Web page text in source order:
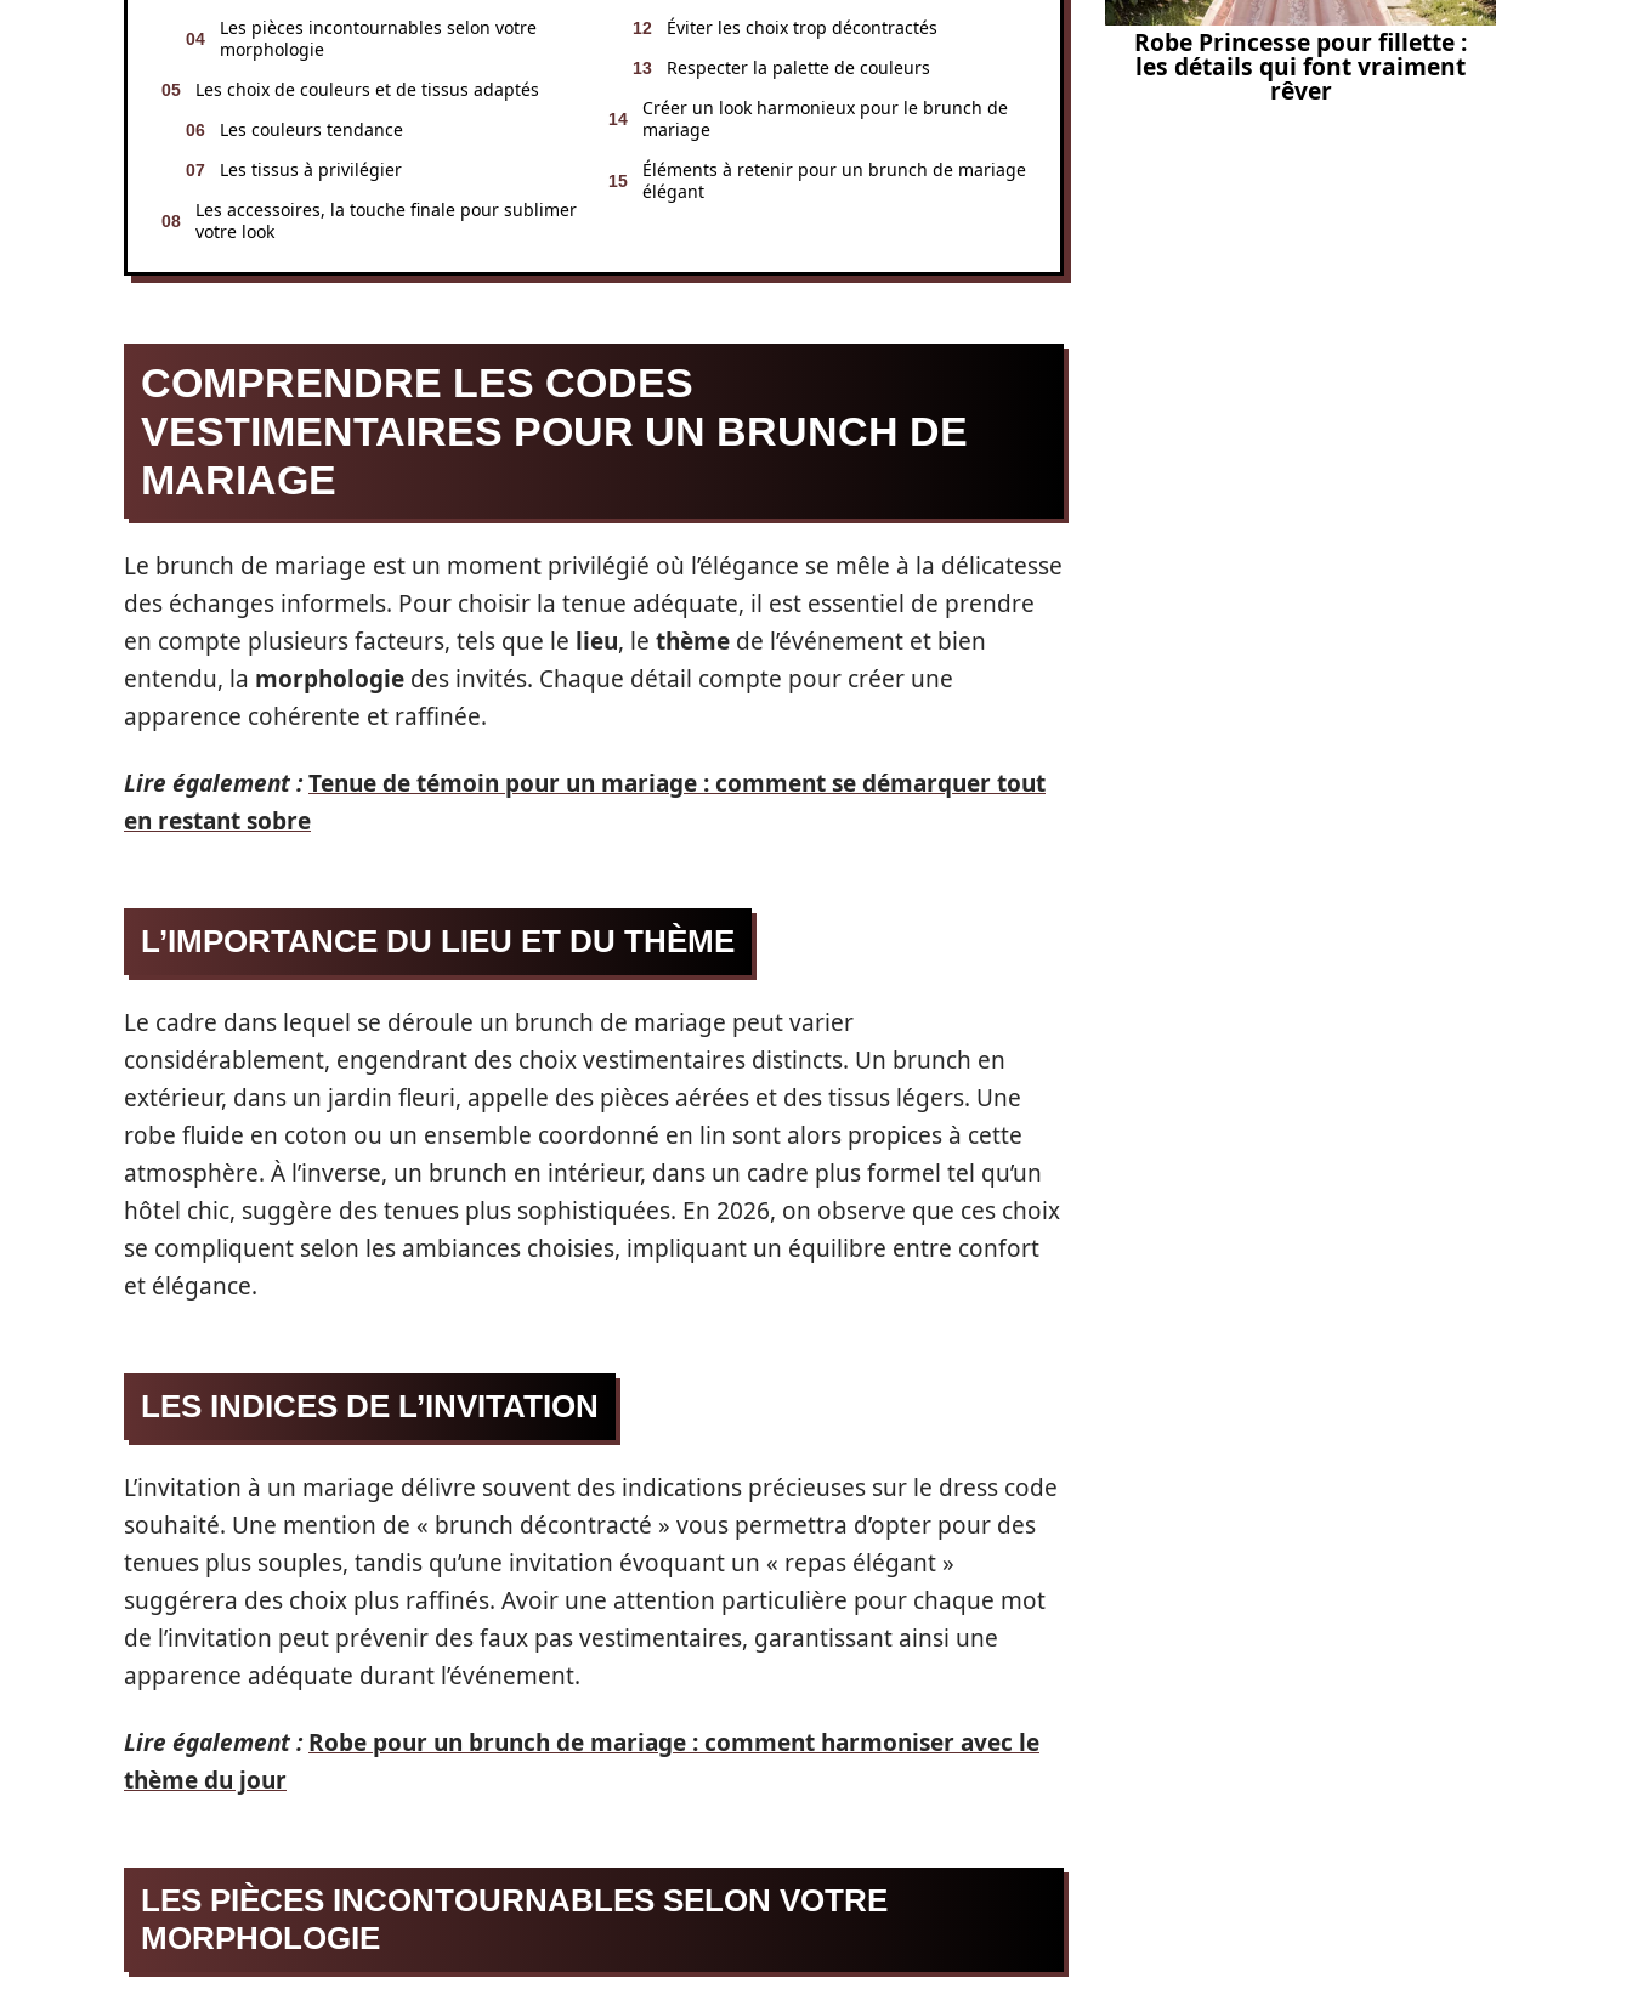
Les pièces incontournables selon votre
morphologie
Les choix de couleurs et de tissus adaptés
Les couleurs tendance
Les tissus à privilégier
Les accessoires, la touche finale pour sublimer
votre look
Éviter les choix trop décontractés
Respecter la palette de couleurs
Créer un look harmonieux pour le brunch de
mariage
Éléments à retenir pour un brunch de mariage
élégant
COMPRENDRE LES CODES
VESTIMENTAIRES POUR UN BRUNCH DE
MARIAGE
Le brunch de mariage est un moment privilégié où l’élégance se mêle à la délicatesse
des échanges informels. Pour choisir la tenue adéquate, il est essentiel de prendre
en compte plusieurs facteurs, tels que le lieu, le thème de l’événement et bien
entendu, la morphologie des invités. Chaque détail compte pour créer une
apparence cohérente et raffinée.
Lire également :Tenue de témoin pour un mariage : comment se démarquer tout
en restant sobre
L’IMPORTANCE DU LIEU ET DU THÈME
Le cadre dans lequel se déroule un brunch de mariage peut varier
considérablement, engendrant des choix vestimentaires distincts. Un brunch en
extérieur, dans un jardin fleuri, appelle des pièces aérées et des tissus légers. Une
robe fluide en coton ou un ensemble coordonné en lin sont alors propices à cette
atmosphère. À l’inverse, un brunch en intérieur, dans un cadre plus formel tel qu’un
hôtel chic, suggère des tenues plus sophistiquées. En 2026, on observe que ces choix
se compliquent selon les ambiances choisies, impliquant un équilibre entre confort
et élégance.
LES INDICES DE L’INVITATION
L’invitation à un mariage délivre souvent des indications précieuses sur le dress code
souhaité. Une mention de « brunch décontracté » vous permettra d’opter pour des
tenues plus souples, tandis qu’une invitation évoquant un « repas élégant »
suggérera des choix plus raffinés. Avoir une attention particulière pour chaque mot
de l’invitation peut prévenir des faux pas vestimentaires, garantissant ainsi une
apparence adéquate durant l’événement.
Lire également : Robe pour un brunch de mariage : comment harmoniser avec le
thème du jour
LES PIÈCES INCONTOURNABLES SELON VOTRE
MORPHOLOGIE
Robe Princesse pour fillette :
les détails qui font vraiment
rêver